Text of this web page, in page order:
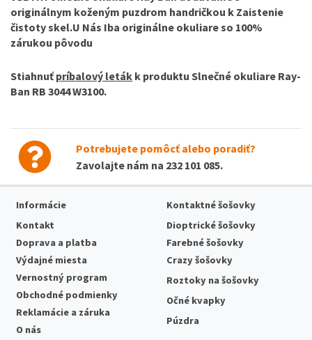
originálnym koženým puzdrom handričkou k Zaistenie
čistoty skel.U Nás Iba originálne okuliare so 100%
zárukou pôvodu
Stiahnuť príbalový leták k produktu Slnečné okuliare Ray-
Ban RB 3044 W3100.
Potrebujete pomôcť alebo poradiť?
Zavolajte nám na 232 101 085.
Informácie
Kontakt
Doprava a platba
Výdajné miesta
Vernostný program
Obchodné podmienky
Reklamácie a záruka
O nás
Kontaktné šošovky
Dioptrické šošovky
Farebné šošovky
Crazy šošovky
Roztoky na šošovky
Očné kvapky
Púzdra